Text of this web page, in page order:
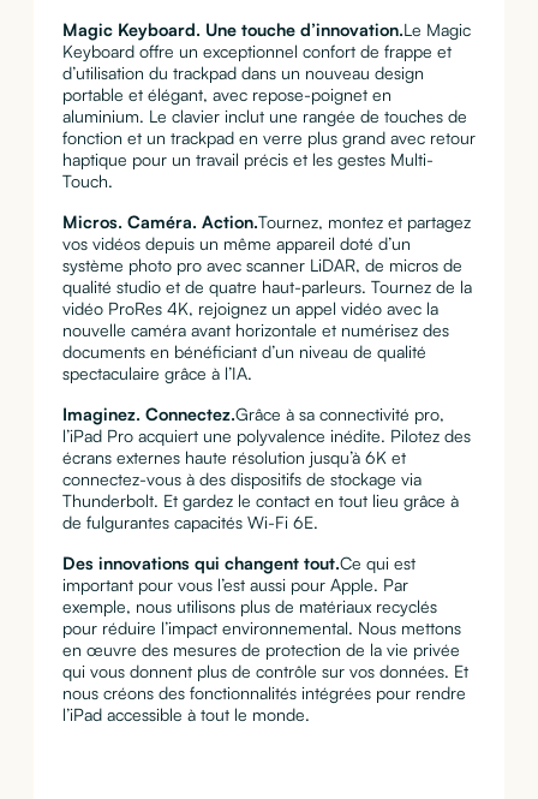
Magic Keyboard. Une touche d’innovation.Le Magic
Keyboard offre un exceptionnel confort de frappe et
d’utilisation du trackpad dans un nouveau design
portable et élégant, avec repose-poignet en
aluminium. Le clavier inclut une rangée de touches de
fonction et un trackpad en verre plus grand avec retour
haptique pour un travail précis et les gestes Multi-
Touch.
Micros. Caméra. Action.Tournez, montez et partagez
vos vidéos depuis un même appareil doté d’un
système photo pro avec scanner LiDAR, de micros de
qualité studio et de quatre haut-parleurs. Tournez de la
vidéo ProRes 4K, rejoignez un appel vidéo avec la
nouvelle caméra avant horizontale et numérisez des
docu­ments en bénéficiant d’un niveau de qualité
spectaculaire grâce à l’IA.
Imaginez. Connectez.Grâce à sa connectivité pro,
l’iPad Pro acquiert une polyvalence inédite. Pilotez des
écrans externes haute résolution jusqu’à 6K et
connectez-vous à des dispositifs de stockage via
Thunderbolt. Et gardez le contact en tout lieu grâce à
de fulgurantes capacités Wi-Fi 6E.
Des innovations qui changent tout.Ce qui est
important pour vous l’est aussi pour Apple. Par
exemple, nous utilisons plus de matériaux recyclés
pour réduire l’impact environ­nemental. Nous mettons
en œuvre des mesures de protection de la vie privée
qui vous donnent plus de contrôle sur vos données. Et
nous créons des fonctionnalités intégrées pour rendre
l’iPad accessible à tout le monde.